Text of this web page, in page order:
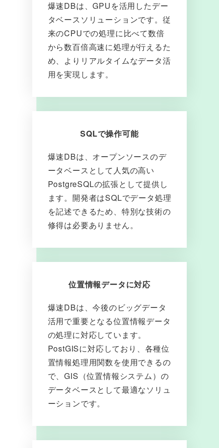
爆速DBは、GPUを活用したデー
タベースソリューションです。従
来のCPUでの処理に比べて数倍
から数百倍高速に処理が行えるた
め、よりリアルタイムなデータ活
用を実現します。
SQLで操作可能
爆速DBは、オープンソースのデ
ータベースとして人気の高い
PostgreSQLの拡張として提供し
ます。開発者はSQLでデータ処理
を記述できるため、特別な技術の
修得は必要ありません。
位置情報データに対応
爆速DBは、今後のビッグデータ
活用で重要となる位置情報データ
の処理に対応しています。
PostGISに対応しており、各種位
置情報処理用関数を使用できるの
で、GIS（位置情報システム）の
データベースとして最適なソリュ
ーションです。